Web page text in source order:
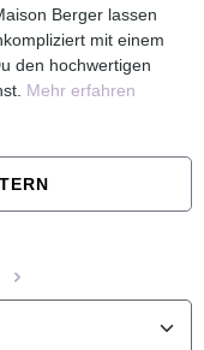
Berger lassen
mit einem
den hochwertigen
Mehr erfahren